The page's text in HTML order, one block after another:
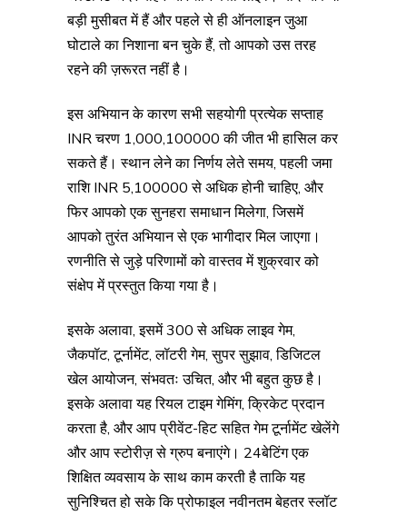
बड़ी मुसीबत में हैं और पहले से ही ऑनलाइन जुआ
घोटाले का निशाना बन चुके हैं, तो आपको उस तरह
रहने की ज़रूरत नहीं है।
इस अभियान के कारण सभी सहयोगी प्रत्येक सप्ताह
INR चरण 1,000,100000 की जीत भी हासिल कर
सकते हैं। स्थान लेने का निर्णय लेते समय, पहली जमा
राशि INR 5,100000 से अधिक होनी चाहिए, और
फिर आपको एक सुनहरा समाधान मिलेगा, जिसमें
आपको तुरंत अभियान से एक भागीदार मिल जाएगा।
रणनीति से जुड़े परिणामों को वास्तव में शुक्रवार को
संक्षेप में प्रस्तुत किया गया है।
इसके अलावा, इसमें 300 से अधिक लाइव गेम,
जैकपॉट, टूर्नामेंट, लॉटरी गेम, सुपर सुझाव, डिजिटल
खेल आयोजन, संभवतः उचित, और भी बहुत कुछ है।
इसके अलावा यह रियल टाइम गेमिंग, क्रिकेट प्रदान
करता है, और आप प्रीवेंट-हिट सहित गेम टूर्नामेंट खेलेंगे
और आप स्टोरीज़ से ग्रुप बनाएंगे। 24बेटिंग एक
शिक्षित व्यवसाय के साथ काम करती है ताकि यह
सुनिश्चित हो सके कि प्रोफाइल नवीनतम बेहतर स्लॉट